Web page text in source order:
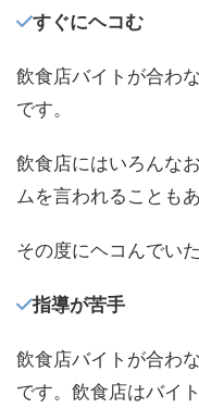
すぐにヘコむ
飲食店バイトが合わ
です。
飲食店にはいろんな
ムを言われることもあ
その度にヘコんでい
指導が苦手
飲食店バイトが合わ
です。飲食店はバイ